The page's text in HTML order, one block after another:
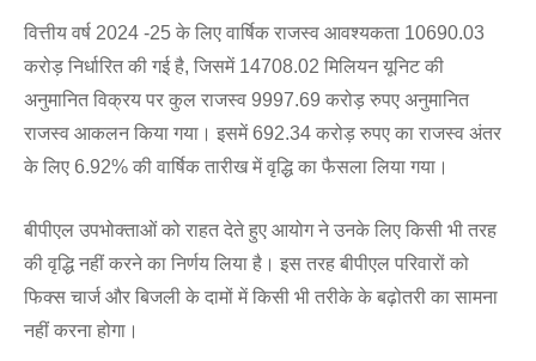
वित्तीय वर्ष 2024 -25 के लिए वार्षिक राजस्व आवश्यकता 10690.03
करोड़ निर्धारित की गई है, जिसमें 14708.02 मिलियन यूनिट की
अनुमानित विक्रय पर कुल राजस्व 9997.69 करोड़ रुपए अनुमानित
राजस्व आकलन किया गया। इसमें 692.34 करोड़ रुपए का राजस्व अंतर
के लिए 6.92% की वार्षिक तारीख में वृद्धि का फैसला लिया गया।
बीपीएल उपभोक्ताओं को राहत देते हुए आयोग ने उनके लिए किसी भी तरह
की वृद्धि नहीं करने का निर्णय लिया है। इस तरह बीपीएल परिवारों को
फिक्स चार्ज और बिजली के दामों में किसी भी तरीके के बढ़ोतरी का सामना
नहीं करना होगा।